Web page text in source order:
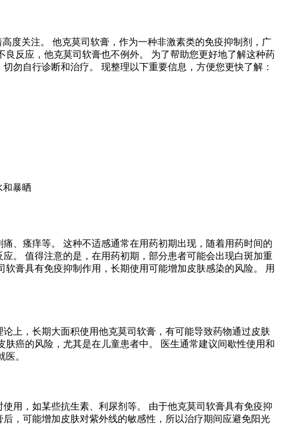
度关注。 他克莫司软膏，作为一种非激素类的免疫抑制剂，广
反应，他克莫司软膏也不例外。 为了帮助您更好地了解这种药
勿自行诊断和治疗。 现整理以下重要信息，方便您更快了解：
和暴晒
、瘙痒等。 这种不适感通常在用药初期出现，随着用药时间的
。 值得注意的是，在用药初期，部分患者可能会出现白斑加重
膏具有免疫抑制作用，长期使用可能增加皮肤感染的风险。 用
上，长期大面积使用他克莫司软膏，有可能导致药物通过皮肤
癌的风险，尤其是在儿童患者中。 医生通常建议间歇性使用和
。
用，如某些抗生素、利尿剂等。 由于他克莫司软膏具有免疫抑
，可能增加皮肤对紫外线的敏感性，所以治疗期间应避免阳光